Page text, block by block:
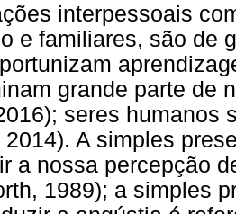
interpessoais
e familiares, são de
grande parte de
seres humanos
2014). A simples
a nossa percepção
1989); a simples